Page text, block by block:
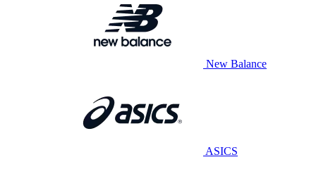
New Balance
ASICS